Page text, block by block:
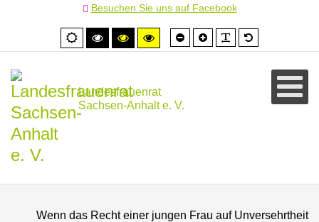
Besuchen Sie uns auf Facebook
Normale
Ansicht
Hoher
Kontrast
Hoher
Kontrast
Hoher
Kontrast
Schrift
kleiner
Schrift
größer
Landesfrauenrat
Sachsen-Anhalt e. V.
Wenn das Recht einer jungen Frau auf Unversehrtheit